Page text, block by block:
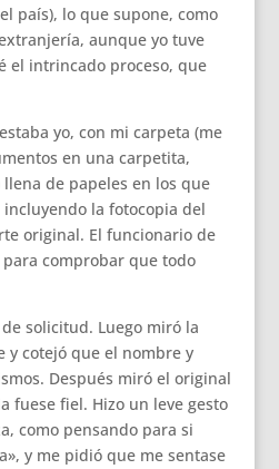
país), lo que supone, como
aunque yo tuve
el intrincado proceso, que
yo, con mi carpeta (me
en una carpetita,
de papeles en los que
la fotocopia del
original. El funcionario de
comprobar que todo
solicitud. Luego miró la
y cotejó que el nombre y
Después miró el original
fuese fiel. Hizo un leve gesto
como pensando para si
y me pidió que me sentase